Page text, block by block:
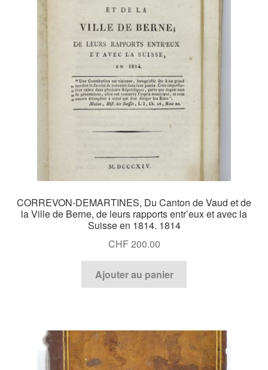
CORREVON-DEMARTINES, Du Canton de Vaud et de
la Ville de Berne, de leurs rapports entr’eux et avec la
Suisse en 1814. 1814
CHF200.00
Ajouter au panier